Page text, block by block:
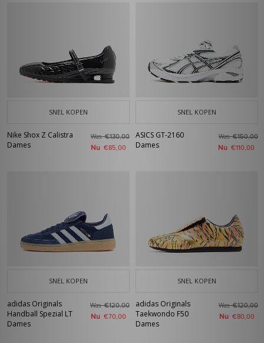
SNEL KOPEN
Nike Shox Z Calistra
Dames
Was€130,00
Nu €85,00
SNEL KOPEN
ASICS GT-2160
Dames
Was€150,00
Nu €110,00
SNEL KOPEN
adidas Originals
Handball Spezial LT
Dames
Was€120,00
Nu €70,00
SNEL KOPEN
adidas Originals
Taekwondo F50
Dames
Was€120,00
Nu €80,00